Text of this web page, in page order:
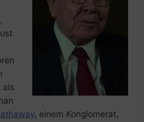
als
, einem Konglomerat,